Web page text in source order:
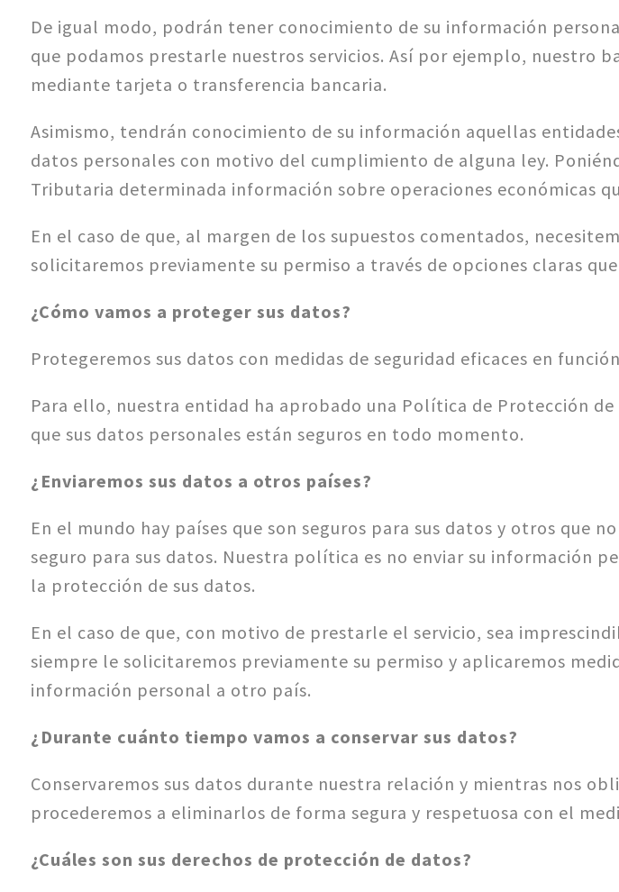
De igual modo, podrán tener conocimiento de su información
que podamos prestarle nuestros servicios. Así por ejemplo, nuestro
mediante tarjeta o transferencia bancaria.
Asimismo, tendrán conocimiento de su información aquellas
datos personales con motivo del cumplimiento de alguna ley.
Tributaria determinada información sobre operaciones económicas
En el caso de que, al margen de los supuestos comentados,
solicitaremos previamente su permiso a través de opciones claras
¿Cómo vamos a proteger sus datos?
Protegeremos sus datos con medidas de seguridad eficaces en
Para ello, nuestra entidad ha aprobado una Política de Protección
que sus datos personales están seguros en todo momento.
¿Enviaremos sus datos a otros países?
En el mundo hay países que son seguros para sus datos y otros que
seguro para sus datos. Nuestra política es no enviar su información
la protección de sus datos.
En el caso de que, con motivo de prestarle el servicio, sea
siempre le solicitaremos previamente su permiso y aplicaremos
información personal a otro país.
¿Durante cuánto tiempo vamos a conservar sus datos?
Conservaremos sus datos durante nuestra relación y mientras nos
procederemos a eliminarlos de forma segura y respetuosa con el
¿Cuáles son sus derechos de protección de datos?